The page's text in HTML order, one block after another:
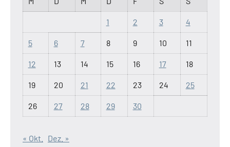
1 2 3 4
5 6 7 8 9 10 11
12 13 14 15 16 17 18
19 20 21 22 23 24 25
26 27 28 29 30
« Okt. Dez. »